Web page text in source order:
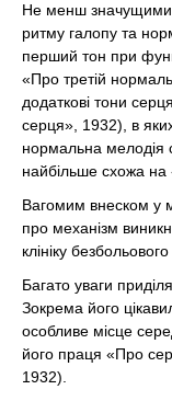
Не менш значущими
ритму галопу та
перший тон при
«Про третій
додаткові тони
серця», 1932), в
нормальна мелодія
найбільше схожа на
Вагомим внеском у
про механізм
клініку
Багато уваги
Зокрема його
особливе місце
його праця «Про
1932).